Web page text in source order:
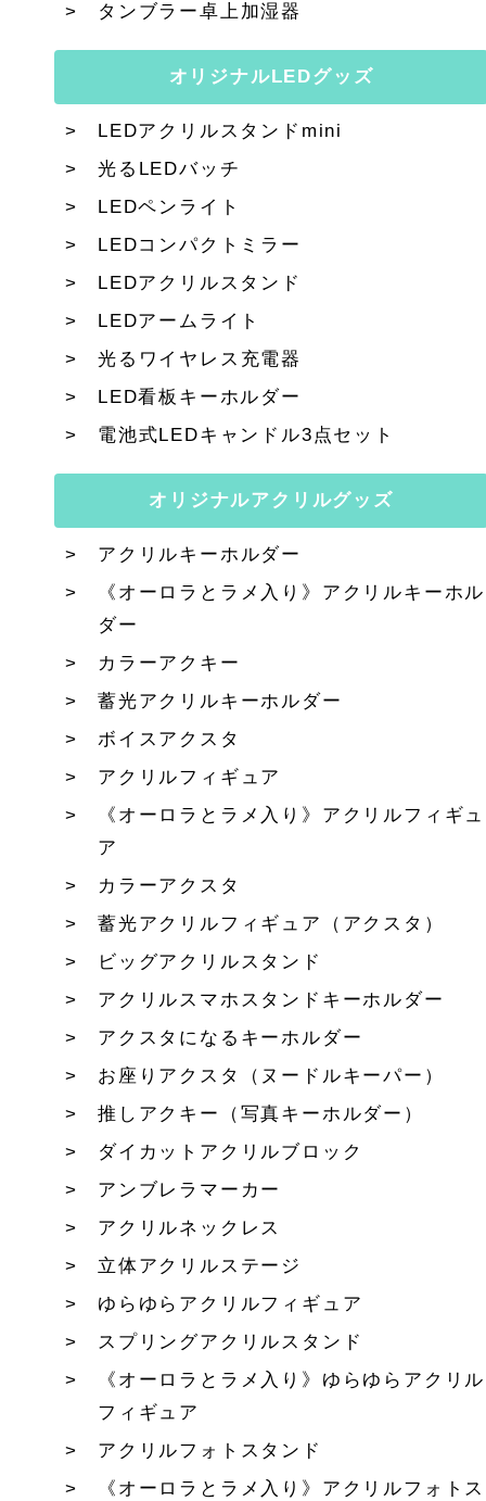
タンブラー卓上加湿器
オリジナルLEDグッズ
LEDアクリルスタンドmini
光るLEDバッチ
LEDペンライト
LEDコンパクトミラー
LEDアクリルスタンド
LEDアームライト
光るワイヤレス充電器
LED看板キーホルダー
電池式LEDキャンドル3点セット
オリジナルアクリルグッズ
アクリルキーホルダー
《オーロラとラメ入り》アクリルキーホル
ダー
カラーアクキー
蓄光アクリルキーホルダー
ボイスアクスタ
アクリルフィギュア
《オーロラとラメ入り》アクリルフィギュ
ア
カラーアクスタ
蓄光アクリルフィギュア（アクスタ）
ビッグアクリルスタンド
アクリルスマホスタンドキーホルダー
アクスタになるキーホルダー
お座りアクスタ（ヌードルキーパー）
推しアクキー（写真キーホルダー）
ダイカットアクリルブロック
アンブレラマーカー
アクリルネックレス
立体アクリルステージ
ゆらゆらアクリルフィギュア
スプリングアクリルスタンド
《オーロラとラメ入り》ゆらゆらアクリル
フィギュア
アクリルフォトスタンド
《オーロラとラメ入り》アクリルフォトス